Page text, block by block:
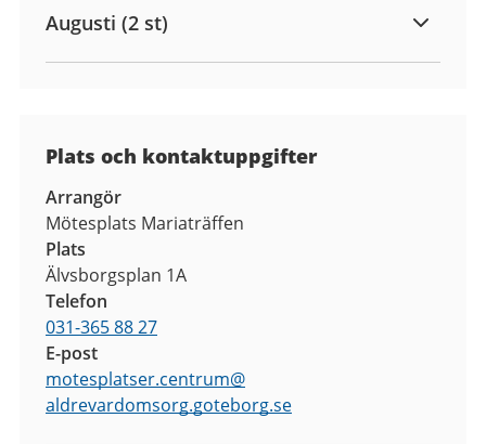
Augusti (2 st)
Plats och kontaktuppgifter
Arrangör
Mötesplats Mariaträffen
Plats
Älvsborgsplan 1A
Telefon
031-365 88 27
E-post
motesplatser.centrum@
aldrevardomsorg.goteborg.se